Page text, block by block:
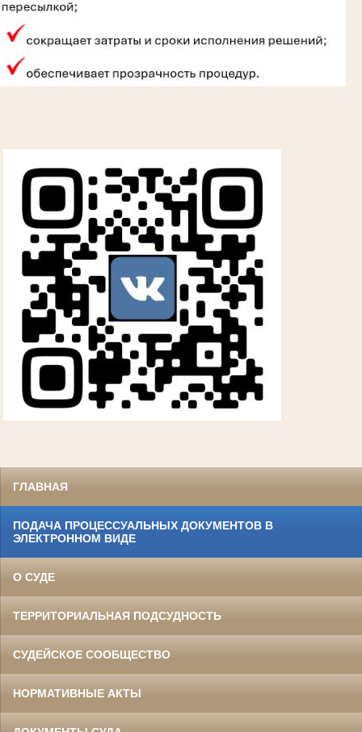
ГЛАВНАЯ
ПОДАЧА ПРОЦЕССУАЛЬНЫХ ДОКУМЕНТОВ В
ЭЛЕКТРОННОМ ВИДЕ
О СУДЕ
ТЕРРИТОРИАЛЬНАЯ ПОДСУДНОСТЬ
СУДЕЙСКОЕ СООБЩЕСТВО
НОРМАТИВНЫЕ АКТЫ